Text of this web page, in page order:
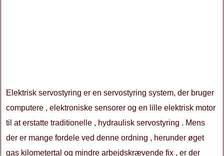
Elektrisk servostyring er en servostyring system, der bruger
computere , elektroniske sensorer og en lille elektrisk motor
til at erstatte traditionelle , hydraulisk servostyring . Mens
der er mange fordele ved denne ordning , herunder øget
gas kilometertal og mindre arbejdskrævende fix , er der